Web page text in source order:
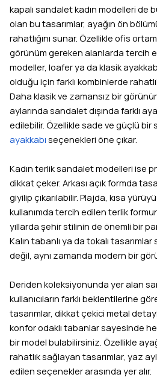
kapalı sandalet kadın modelleri de
olan bu tasarımlar, ayağın ön
rahatlığını sunar. Özellikle ofis
görünüm gereken alanlarda tercih
modeller, loafer ya da klasik
olduğu için farklı kombinlerde
Daha klasik ve zamansız bir
aylarında sandalet dışında farklı
edilebilir. Özellikle sade ve güçlü bir
ayakkabı seçenekleri öne çıkar.
Kadın terlik sandalet modelleri ise
dikkat çeker. Arkası açık formda
giyilip çıkarılabilir. Plajda, kısa
kullanımda tercih edilen terlik
yıllarda şehir stilinin de önemli bir
Kalın tabanlı ya da tokalı
değil, aynı zamanda modern bir
Deriden koleksiyonunda yer alan
kullanıcıların farklı beklentilerine
tasarımlar, dikkat çekici metal
konfor odaklı tabanlar sayesinde
bir model bulabilirsiniz. Özellikle
rahatlık sağlayan tasarımlar, yaz
edilen seçenekler arasında yer alır.